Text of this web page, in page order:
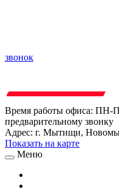
звонок
Время работы офиса: ПН-
предварительному звонку
Адрес: г. Мытищи,
Показать на карте
Меню